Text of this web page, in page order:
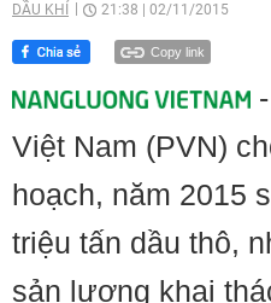
DẦU KHÍ 21:38 02/11/2015
Copy link
Việt Nam (PVN)
hoạch, năm 2015
triệu tấn dầu thô,
sản lượng khai